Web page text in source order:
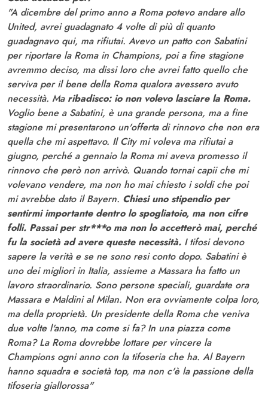
"A dicembre del primo anno a Roma potevo andare allo
United, avrei guadagnato 4 volte di più di quanto
guadagnavo qui, ma rifiutai. Avevo un patto con Sabatini
per riportare la Roma in Champions, poi a fine stagione
avremmo deciso, ma dissi loro che avrei fatto quello che
serviva per il bene della Roma qualora avessero avuto
necessità. Ma ribadisco: io non volevo lasciare la Roma.
Voglio bene a Sabatini, è una grande persona, ma a fine
stagione mi presentarono un'offerta di rinnovo che non era
quella che mi aspettavo. Il City mi voleva ma rifiutai a
giugno, perché a gennaio la Roma mi aveva promesso il
rinnovo che però non arrivò. Quando tornai capii che mi
volevano vendere, ma non ho mai chiesto i soldi che poi
mi avrebbe dato il Bayern. Chiesi uno stipendio per
sentirmi importante dentro lo spogliatoio, ma non cifre
folli. Passai per str***o ma non lo accetterò mai, perché
fu la società ad avere queste necessità. I tifosi devono
sapere la verità e se ne sono resi conto dopo. Sabatini è
uno dei migliori in Italia, assieme a Massara ha fatto un
lavoro straordinario. Sono persone speciali, guardate ora
Massara e Maldini al Milan. Non era ovviamente colpa loro,
ma della proprietà. Un presidente della Roma che veniva
due volte l'anno, ma come si fa? In una piazza come
Roma? La Roma dovrebbe lottare per vincere la
Champions ogni anno con la tifoseria che ha. Al Bayern
hanno squadra e società top, ma non c'è la passione della
tifoseria giallorossa"